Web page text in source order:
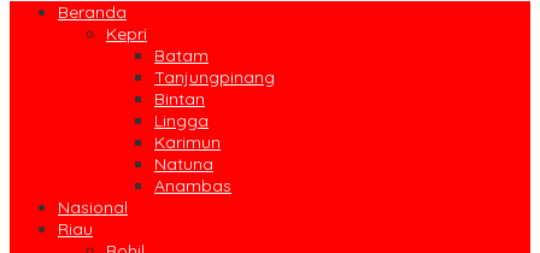
Beranda
Kepri
Batam
Tanjungpinang
Bintan
Lingga
Karimun
Natuna
Anambas
Nasional
Riau